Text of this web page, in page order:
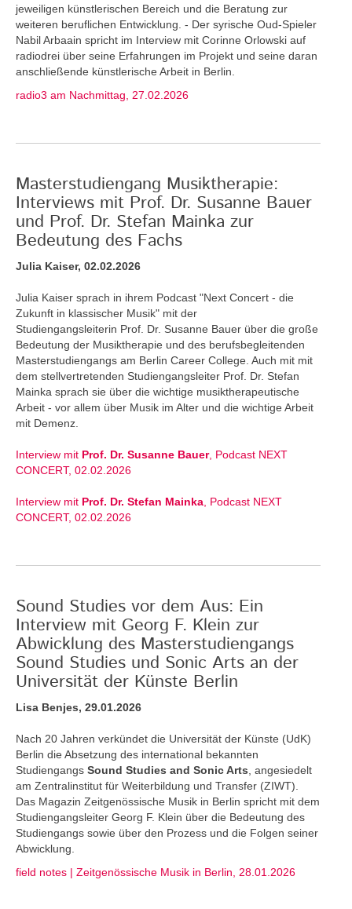
jeweiligen künstlerischen Bereich und die Beratung zur
weiteren beruflichen Entwicklung. - Der syrische Oud-Spieler
Nabil Arbaain spricht im Interview mit Corinne Orlowski auf
radiodrei über seine Erfahrungen im Projekt und seine daran
anschließende künstlerische Arbeit in Berlin.
radio3 am Nachmittag, 27.02.2026
Masterstudiengang Musiktherapie:
Interviews mit Prof. Dr. Susanne Bauer
und Prof. Dr. Stefan Mainka zur
Bedeutung des Fachs
Julia Kaiser, 02.02.2026
Julia Kaiser sprach in ihrem Podcast "Next Concert - die
Zukunft in klassischer Musik" mit der
Studiengangsleiterin Prof. Dr. Susanne Bauer über die große
Bedeutung der Musiktherapie und des berufsbegleitenden
Masterstudiengangs am Berlin Career College. Auch mit mit
dem stellvertretenden Studiengangsleiter Prof. Dr. Stefan
Mainka sprach sie über die wichtige musiktherapeutische
Arbeit - vor allem über Musik im Alter und die wichtige Arbeit
mit Demenz.
Interview mit Prof. Dr. Susanne Bauer, Podcast NEXT
CONCERT, 02.02.2026
Interview mit Prof. Dr. Stefan Mainka , Podcast NEXT
CONCERT, 02.02.2026
Sound Studies vor dem Aus: Ein
Interview mit Georg F. Klein zur
Abwicklung des Masterstudiengangs
Sound Studies und Sonic Arts an der
Universität der Künste Berlin
Lisa Benjes, 29.01.2026
Nach 20 Jahren verkündet die Universität der Künste (UdK)
Berlin die Absetzung des international bekannten
Studiengangs Sound Studies and Sonic Arts , angesiedelt
am Zentralinstitut für Weiterbildung und Transfer (ZIWT).
Das Magazin Zeitgenössische Musik in Berlin spricht mit dem
Studiengangsleiter Georg F. Klein über die Bedeutung des
Studiengangs sowie über den Prozess und die Folgen seiner
Abwicklung.
field notes | Zeitgenössische Musik in Berlin, 28.01.2026